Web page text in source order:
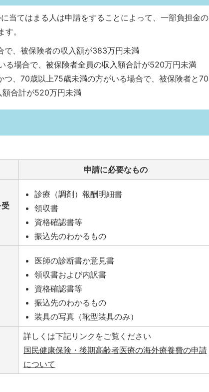
当てはまる人は申請をすることによって、一部負担金の
。
で、被保険者の収入額が383万円未満
る場合で、被保険者全員の収入額合計が520万円未満
つ、70歳以上75歳未満の方がいる場合で、被保険者と70
合計が520万円未満
申請に必要なもの
診療（調剤）報酬明細書
領収書
資格確認書等
振込先のわかるもの
医師の診断書か意見書
領収書および内訳書
資格確認書等
振込先のわかるもの
装具の写真（靴型装具のみ）
詳しくは下記リンクをご覧ください
国民健康保険・後期高齢者医療の海外療養費の申請
について